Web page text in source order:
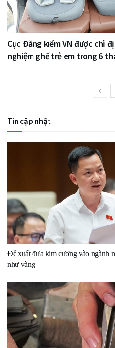
Cục Đăng kiểm VN được chỉ
nghiệm ghế trẻ em trong 6
Tin cập nhật
Đề xuất đưa kim cương vào ngành
như vàng